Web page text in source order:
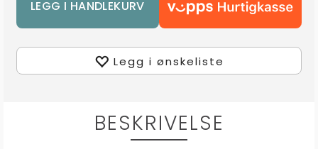
Legg i ønskeliste
BESKRIVELSE